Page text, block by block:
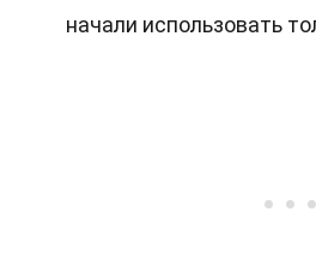
начали использовать